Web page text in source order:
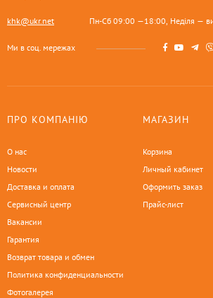
khk@ukr.net Пн-Сб 09:00 —18:00, Неділя —
Ми в соц. мережах
ПРО КОМПАНІЮ
О нас
Новости
Доставка и оплата
Сервисный центр
Вакансии
Гарантия
Возврат товара и обмен
Политика конфиденциальности
Фотогалерея
МАГАЗИН
Корзина
Личный кабинет
Оформить заказ
Прайс-лист